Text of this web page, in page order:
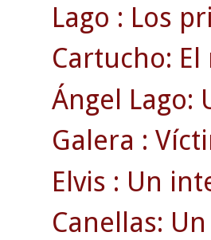
Lago : Los
Cartucho:
Ángel Lago:
Galera :
Elvis : Un
Canellas: